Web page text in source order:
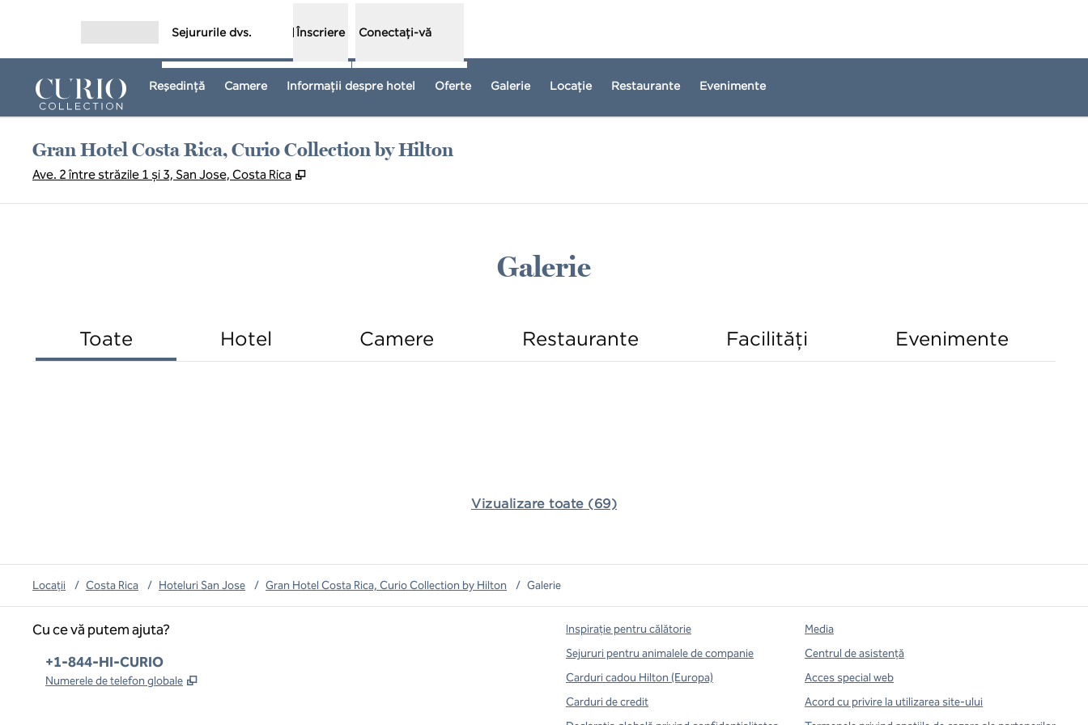
Sejururile dvs. Înscriere Conectați-vă
Reşedinţă Camere Informații despre hotel Oferte Galerie Locaţie Restaurante Evenimente
Gran Hotel Costa Rica, Curio Collection by Hilton
Ave. 2 între străzile 1 și 3, San Jose, Costa Rica ,
Galerie
Toate Hotel Camere Restaurante Facilităţi Evenimente
Vizualizare toate (69)
Locații / Costa Rica / Hoteluri San Jose / Gran Hotel Costa Rica, Curio Collection by Hilton / Galerie
Cu ce vă putem ajuta?
Telefon:
+1-844-HI-CURIO
Numerele de telefon globale ,
Inspirație pentru călătorie
Sejururi pentru animalele de companie
Carduri cadou Hilton (Europa)
Carduri de credit
Media
Centrul de asistență
Acces special web
Acord cu privire la utilizarea site-ului